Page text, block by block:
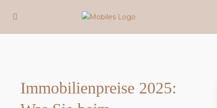
Immobilienpreise 2025: